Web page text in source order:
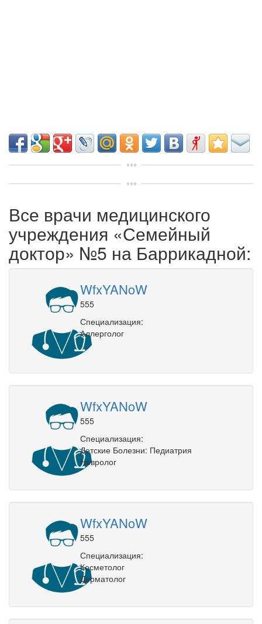
Все врачи медицинского
учреждения «Семейный
доктор» №5 на Баррикадной:
WfxYANoW
555
Специализация:
Аллерголог
WfxYANoW
555
Специализация:
Детские Болезни: Педиатрия
Невролог
WfxYANoW
555
Специализация:
Косметолог
Дерматолог